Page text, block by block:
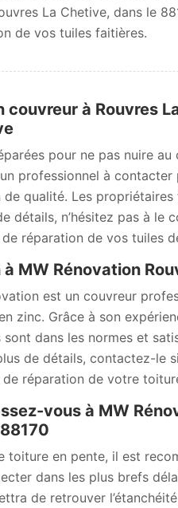
La Chetive, dans le
de vos tuiles faitières.
à Rouvres
pour ne pas nuire
professionnel à
qualité. Les propriétaires
détails, n’hésitez pas à le
réparation de vos tuiles
MW Rénovation
est un couvreur
zinc. Grâce à son
dans les normes et
de détails, contactez-le
réparation de votre
vous à MW
en pente, il est
dans les plus brefs
de retrouver